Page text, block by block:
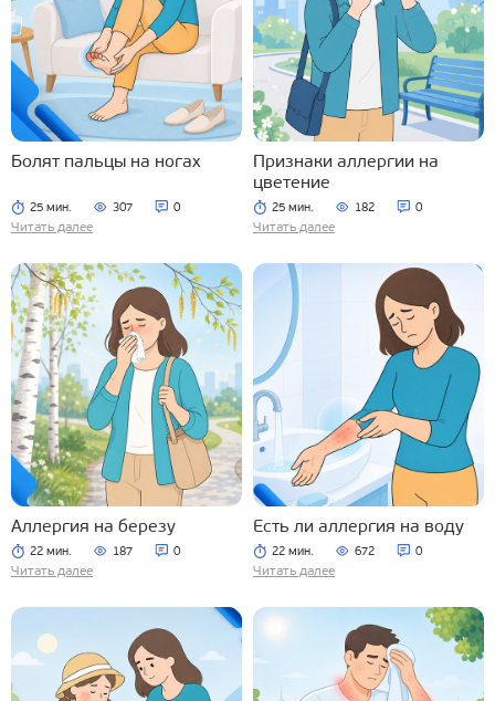
Болят пальцы на ногах
25 мин. 307 0
Читать далее
Признаки аллергии на
цветение
25 мин. 182 0
Читать далее
Аллергия на березу
22 мин. 187 0
Читать далее
Есть ли аллергия на воду
22 мин. 672 0
Читать далее